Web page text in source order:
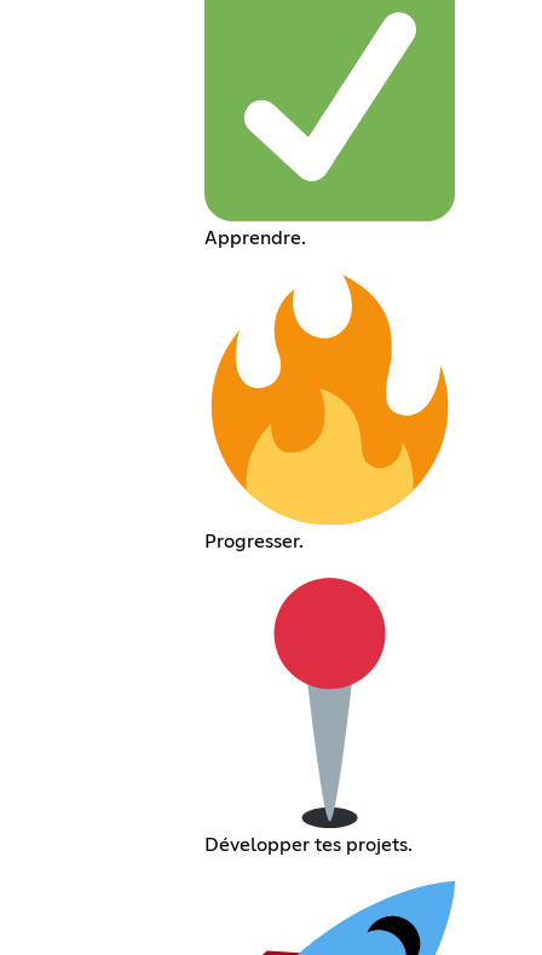
Apprendre.
Progresser.
Développer tes projets.